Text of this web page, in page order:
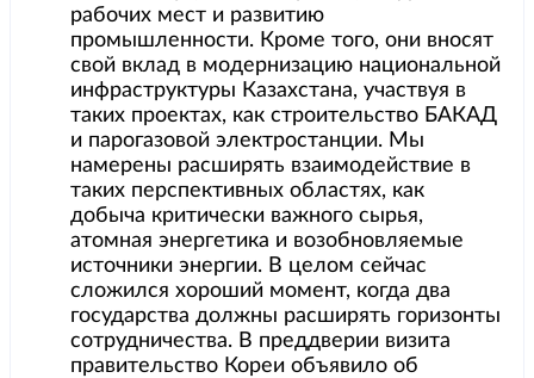
рабочих мест и развитию
промышленности. Кроме того, они вносят
свой вклад в модернизацию национальной
инфраструктуры Казахстана, участвуя в
таких проектах, как строительство БАКАД
и парогазовой электростанции. Мы
намерены расширять взаимодействие в
таких перспективных областях, как
добыча критически важного сырья,
атомная энергетика и возобновляемые
источники энергии. В целом сейчас
сложился хороший момент, когда два
государства должны расширять горизонты
сотрудничества. В преддверии визита
правительство Кореи объявило об